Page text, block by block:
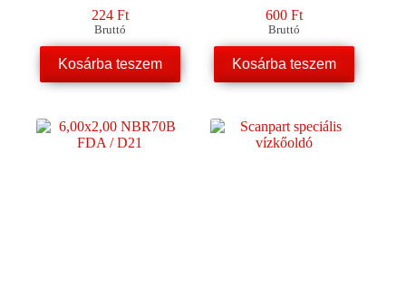
224 Ft
Bruttó
Kosárba teszem
600 Ft
Bruttó
Kosárba teszem